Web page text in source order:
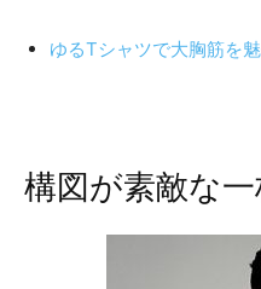
ゆるTシャツで大胸筋を
構図が素敵な一